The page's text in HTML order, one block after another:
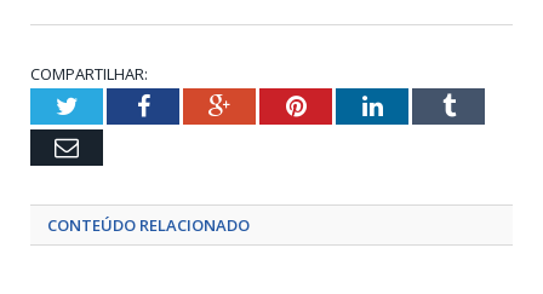
COMPARTILHAR:
TwitterFacebookGoogle+PinterestLinkedInTumblr
Email
CONTEÚDO RELACIONADO